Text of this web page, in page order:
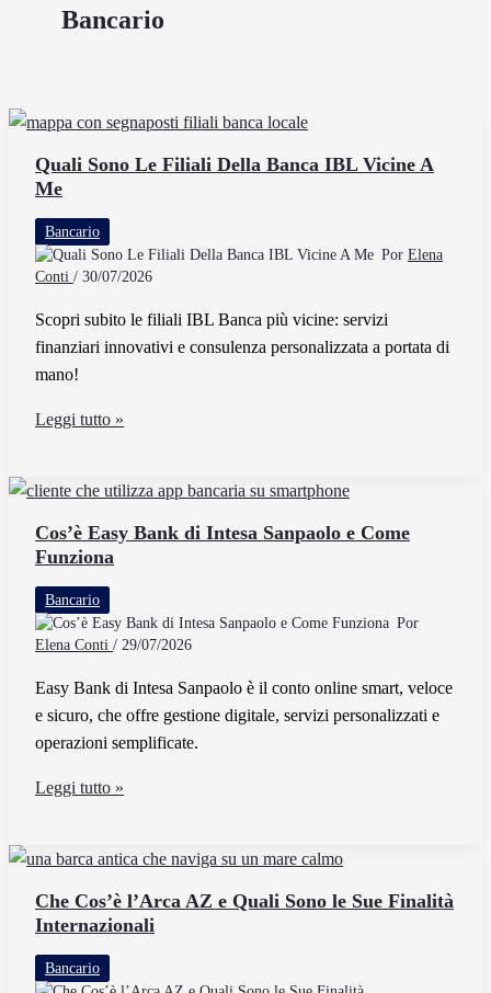
Bancario
Quali Sono Le Filiali Della Banca IBL Vicine A
Me
Bancario
Por Elena
Conti / 30/07/2026
Scopri subito le filiali IBL Banca più vicine: servizi
finanziari innovativi e consulenza personalizzata a portata di
mano!
Quali
Filiali
Della
Banca
IBL
Vicine
A
Leggi tutto »
Cos’è Easy Bank di Intesa Sanpaolo e Come
Funziona
Bancario
Por
Elena Conti / 29/07/2026
Easy Bank di Intesa Sanpaolo è il conto online smart, veloce
e sicuro, che offre gestione digitale, servizi personalizzati e
operazioni semplificate.
Cos’è
di
Intesa
Sanpaolo
e
Come
Leggi tutto »
Che Cos’è l’Arca AZ e Quali Sono le Sue Finalità
Internazionali
Bancario